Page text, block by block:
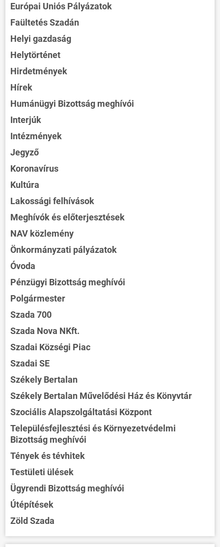
Európai Uniós Pályázatok
Faültetés Szadán
Helyi gazdaság
Helytörténet
Hirdetmények
Hírek
Humánügyi Bizottság meghívói
Interjúk
Intézmények
Jegyző
Koronavírus
Kultúra
Lakossági felhívások
Meghívók és előterjesztések
NAV közlemény
Önkormányzati pályázatok
Óvoda
Pénzügyi Bizottság meghívói
Polgármester
Szada 700
Szada Nova NKft.
Szadai Községi Piac
Szadai SE
Székely Bertalan
Székely Bertalan Művelődési Ház és Könyvtár
Szociális Alapszolgáltatási Központ
Településfejlesztési és Környezetvédelmi
Bizottság meghívói
Tények és tévhitek
Testületi ülések
Ügyrendi Bizottság meghívói
Útépítések
Zöld Szada